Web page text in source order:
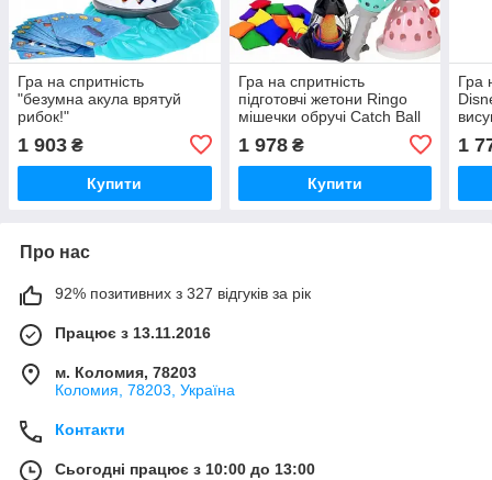
Гра на спритність
"безумна акула врятуй
рибок!"
1 903 ₴
Купити
Гра на спритність
підготовчі жетони Ringo
мішечки обручі Catch Ball
1 978₴
Купити
Гра
1
Про нас
92% позитивних з 327 відгуків за рік
Працює з 13.11.2016
м. Коломия, 78203
Коломия, 78203, Україна
Контакти
Сьогодні працює з 10:00 до 13:00